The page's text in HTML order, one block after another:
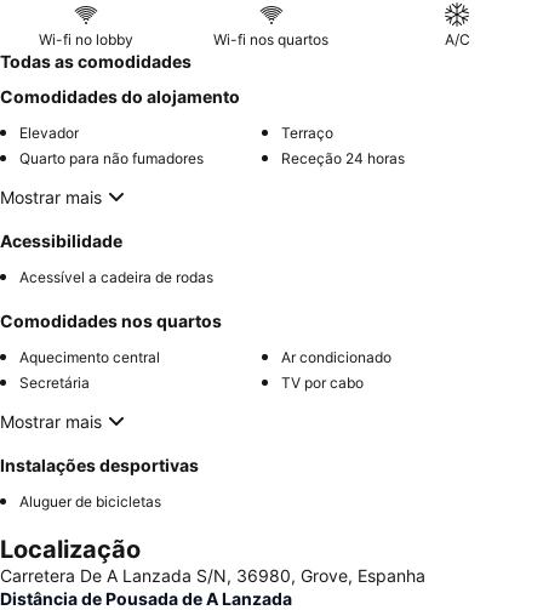
Wi-fi no lobby Wi-fi nos quartos A/C
Todas as comodidades
Comodidades do alojamento
Elevador
Terraço
Quarto para não fumadores
Receção 24 horas
Mostrar mais
Acessibilidade
Acessível a cadeira de rodas
Comodidades nos quartos
Aquecimento central
Ar condicionado
Secretária
TV por cabo
Mostrar mais
Instalações desportivas
Aluguer de bicicletas
Localização
Carretera De A Lanzada S/N, 36980, Grove, Espanha
Distância de Pousada de A Lanzada